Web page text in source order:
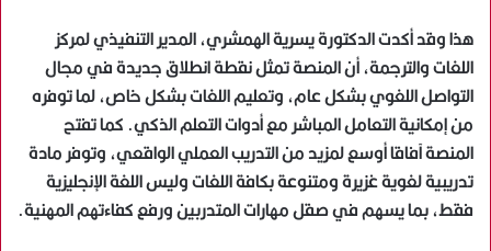
هذا وقد أكدت الدكتورة يسرية الهمشري، المدير التنفيذي لمركز
اللغات والترجمة، أن المنصة تمثل نقطة انطلاق جديدة في مجال
التواصل اللغوي بشكل عام، وتعليم اللغات بشكل خاص، لما توفره
من إمكانية التعامل المباشر مع أدوات التعلم الذكي. كما تفتح
المنصة آفاقا أوسع لمزيد من التدريب العملي الواقعي، وتوفر مادة
تدريبية لغوية غزيرة ومتنوعة بكافة اللغات وليس اللغة الإنجليزية
فقط، بما يسهم في صقل مهارات المتدربين ورفع كفاءتهم المهنية.